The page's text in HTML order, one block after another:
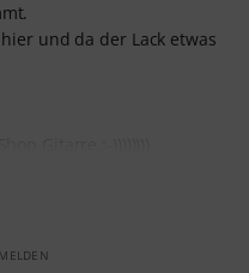
und da der Lack etwas